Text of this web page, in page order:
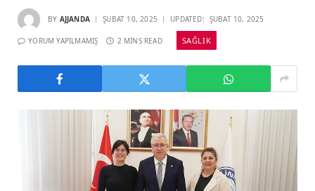
BY AJJANDA ŞUBAT 10, 2025 UPDATED: ŞUBAT 10, 2025
YORUM YAPILMAMIŞ 2 MINS READ SAĞLIK